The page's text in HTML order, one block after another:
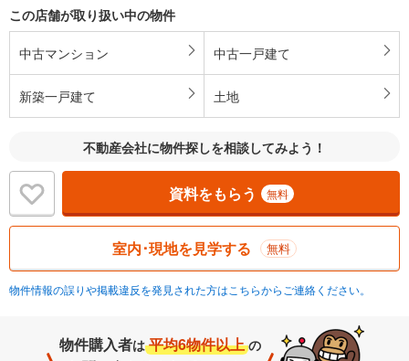
この店舗が取り扱い中の物件
中古マンション 中古一戸建て
新築一戸建て 土地
不動産会社に物件探しを相談してみよう！
資料をもらう 無料
室内･現地を見学する 無料
物件情報の誤りや掲載違反を発見された方はこちらからご連絡ください。
物件購入者は 平均6物件以上 の